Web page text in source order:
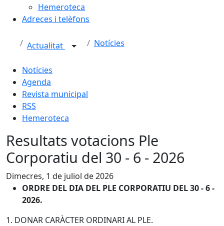
Hemeroteca
Adreces i telèfons
Actualitat Notícies
Notícies
Agenda
Revista municipal
RSS
Hemeroteca
Resultats votacions Ple
Corporatiu del 30 - 6 - 2026
Dimecres, 1 de juliol de 2026
ORDRE DEL DIA DEL PLE CORPORATIU DEL 30 - 6 -
2026.
1. DONAR CARÀCTER ORDINARI AL PLE.